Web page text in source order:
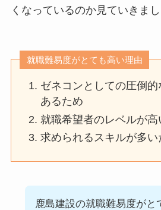
くなっているのか見ていきまし
就職難易度がとても高い理由
ゼネコンとしての圧倒
あるため
就職希望者のレベルが高
求められるスキルが多い
鹿島建設の就職難易度がと